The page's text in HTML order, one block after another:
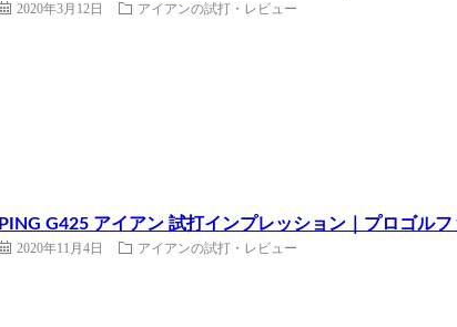
2020年3月12日 アイアンの試打・レビュー
PING G425 アイアン 試打インプレッション｜プロゴル
2020年11月4日 アイアンの試打・レビュー